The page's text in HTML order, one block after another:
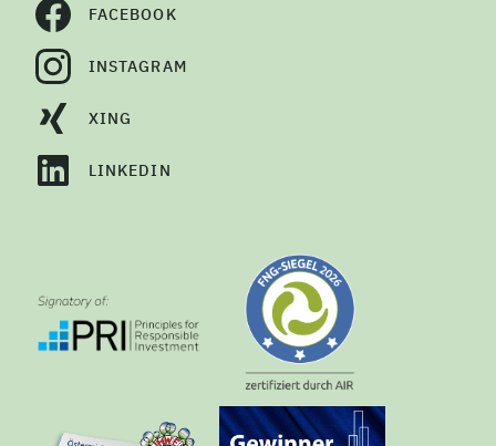
FACEBOOK
INSTAGRAM
XING
LINKEDIN